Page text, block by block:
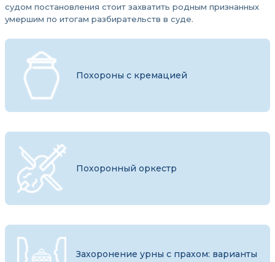
судом постановления стоит захватить родным признанных
умершим по итогам разбирательств в суде.
Похороны с кремацией
Похоронный оркестр
Захоронение урны с прахом: варианты